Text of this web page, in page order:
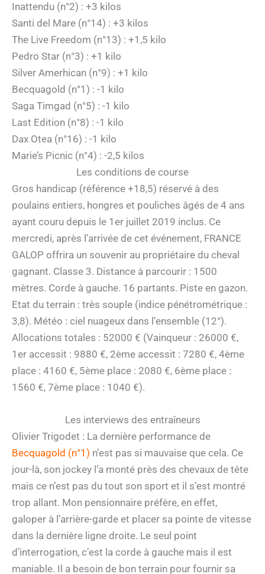
Inattendu (n°2) : +3 kilos
Santi del Mare (n°14) : +3 kilos
The Live Freedom (n°13) : +1,5 kilo
Pedro Star (n°3) : +1 kilo
Silver Amerhican (n°9) : +1 kilo
Becquagold (n°1) : -1 kilo
Saga Timgad (n°5) : -1 kilo
Last Edition (n°8) : -1 kilo
Dax Otea (n°16) : -1 kilo
Marie’s Picnic (n°4) : -2,5 kilos
Les conditions de course
Gros handicap (référence +18,5) réservé à des
poulains entiers, hongres et pouliches âgés de 4 ans
ayant couru depuis le 1er juillet 2019 inclus. Ce
mercredi, après l’arrivée de cet événement, FRANCE
GALOP offrira un souvenir au propriétaire du cheval
gagnant. Classe 3. Distance à parcourir : 1500
mètres. Corde à gauche. 16 partants. Piste en gazon.
Etat du terrain : très souple (indice pénétrométrique :
3,8). Météo : ciel nuageux dans l’ensemble (12°).
Allocations totales : 52000 € (Vainqueur : 26000 €,
1er accessit : 9880 €, 2ème accessit : 7280 €, 4ème
place : 4160 €, 5ème place : 2080 €, 6ème place :
1560 €, 7ème place : 1040 €).
Les interviews des entraîneurs
Olivier Trigodet : La dernière performance de
Becquagold (n°1) n’est pas si mauvaise que cela. Ce
jour-là, son jockey l’a monté près des chevaux de tête
mais ce n’est pas du tout son sport et il s’est montré
trop allant. Mon pensionnaire préfère, en effet,
galoper à l’arrière-garde et placer sa pointe de vitesse
dans la dernière ligne droite. Le seul point
d’interrogation, c’est la corde à gauche mais il est
maniable. Il a besoin de bon terrain pour fournir sa